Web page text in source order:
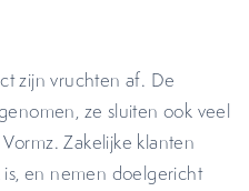
zijn vruchten af. De
ze sluiten ook veel
Zakelijke klanten
en nemen doelgericht